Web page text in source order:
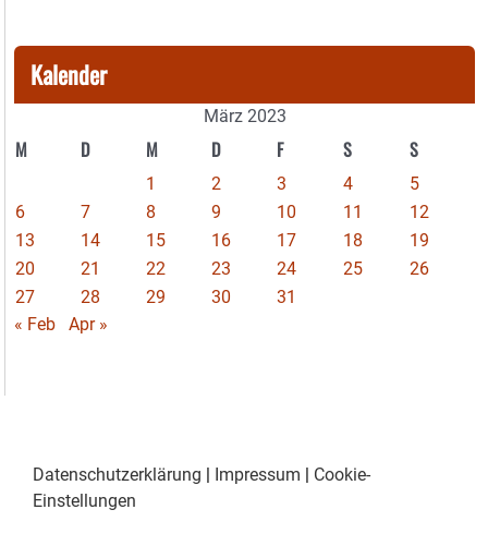
Kalender
März 2023
M D M D F S S
1 2 3 4
5
6
7 8 9 10 11
12
13
14 15 16 17 18
19
20
21 22 23 24 25
26
27
28 29 30
31
« Feb
Apr »
Datenschutzerklärung Impressum
Cookie-
Einstellungen